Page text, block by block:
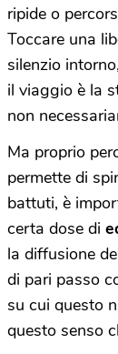
ripide o
Toccare una
silenzio
il viaggio è la
non
Ma proprio
permette di
battuti, è
certa dose di
la diffusione
di pari passo
su cui questo
questo senso